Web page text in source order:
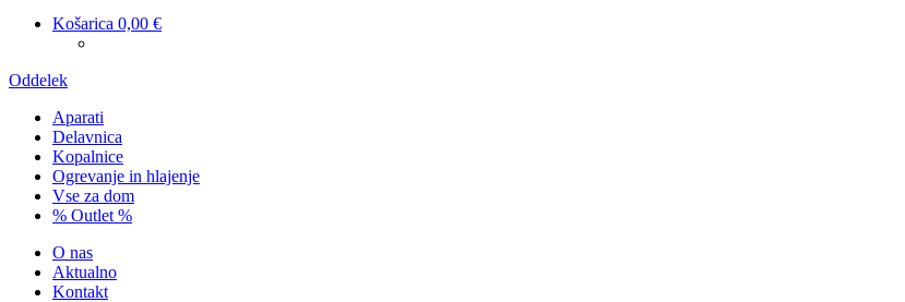
Košarica 0,00 €
Oddelek
Aparati
Delavnica
Kopalnice
Ogrevanje in hlajenje
Vse za dom
% Outlet %
O nas
Aktualno
Kontakt